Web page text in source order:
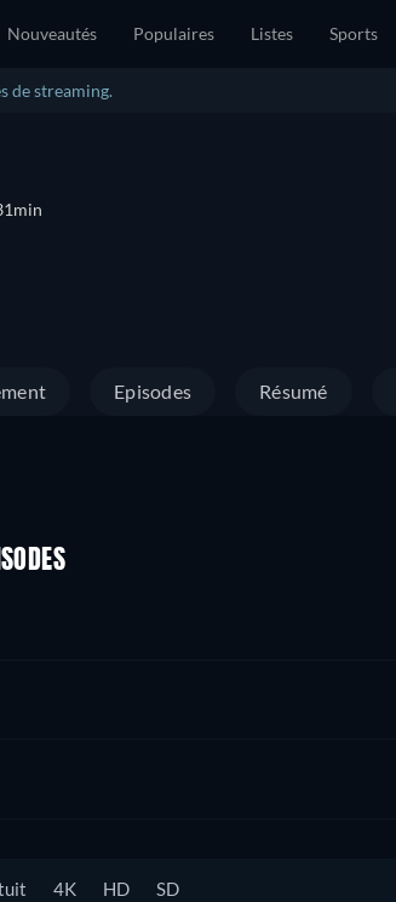
Nouveautés Populaires Listes Sports
de streaming.
Episodes Résumé
4K HD SD